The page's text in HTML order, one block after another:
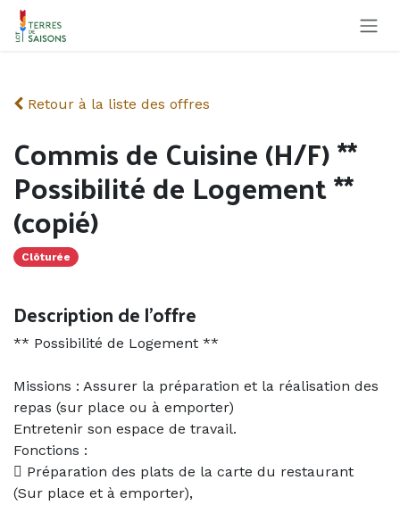
Se rendre au contenu
Retour à la liste des offres
Commis de Cuisine (H/F) **
Possibilité de Logement **
(copié)
Clôturée
Description de l'offre
** Possibilité de Logement **
Missions : Assurer la préparation et la réalisation des
repas (sur place ou à emporter)
Entretenir son espace de travail.
Fonctions :
 Préparation des plats de la carte du restaurant
(Sur place et à emporter),